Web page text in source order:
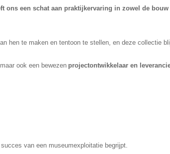
ons een schat aan praktijkervaring in zowel de
hen te maken en tentoon te stellen, en deze collectie
ook een bewezen projectontwikkelaar en
van een museumexploitatie begrijpt.